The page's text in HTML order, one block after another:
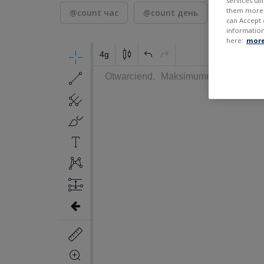
@count час @count день 7 дней
them
can
here: